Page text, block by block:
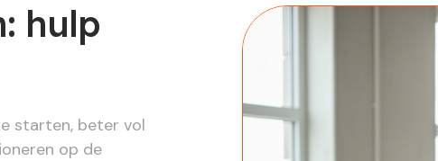
hulp
starten, beter vol
op de